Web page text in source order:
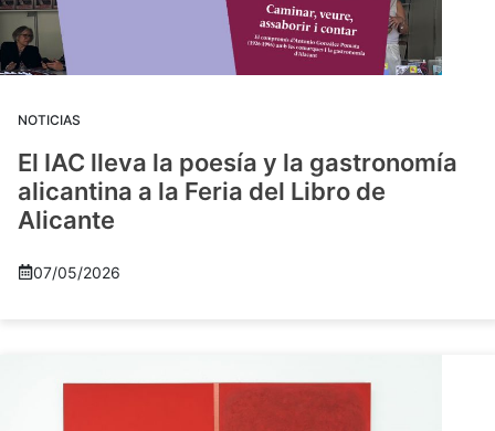
NOTICIAS
El IAC lleva la poesía y la gastronomía
alicantina a la Feria del Libro de
Alicante
07/05/2026